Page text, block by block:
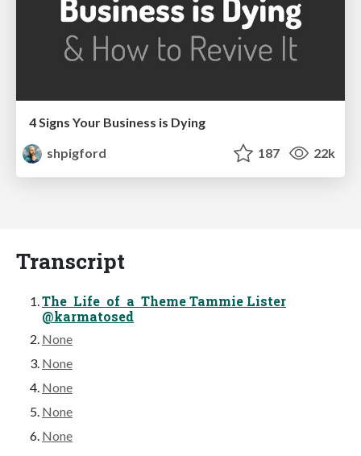
4 Signs Your Business is Dying
shpigford
187 22k
Transcript
The Life of a Theme Tammie Lister
@karmatosed
None
None
None
None
None